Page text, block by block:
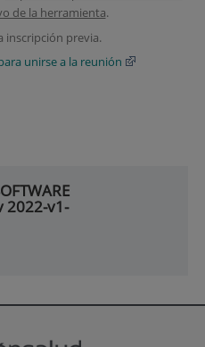
de la herramienta.
inscripción previa.
unirse a la reunión
2022-v1-